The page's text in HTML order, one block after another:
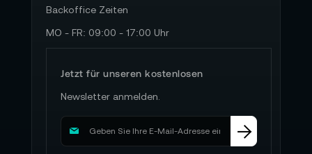
Backoffice Zeiten
MO - FR: 09:00 - 17:00 Uhr
Jetzt für unseren kostenlosen
Newsletter anmelden.
M